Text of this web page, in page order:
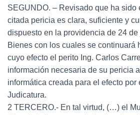
SEGUNDO. – Revisado que ha sido
citada pericia es clara, suficiente y
dispuesto en la providencia de 24
Bienes con los cuales se continuará
cuyo efecto el perito Ing. Carlos
información necesaria de su pericia
informática creada para el efecto por
Judicatura.
2 TERCERO.- En tal virtud, (…) el